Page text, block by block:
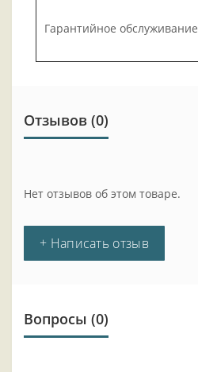
Гарантийное обслуживание
Отзывов (0)
Нет отзывов об этом товаре.
+ Написать отзыв
Вопросы (0)